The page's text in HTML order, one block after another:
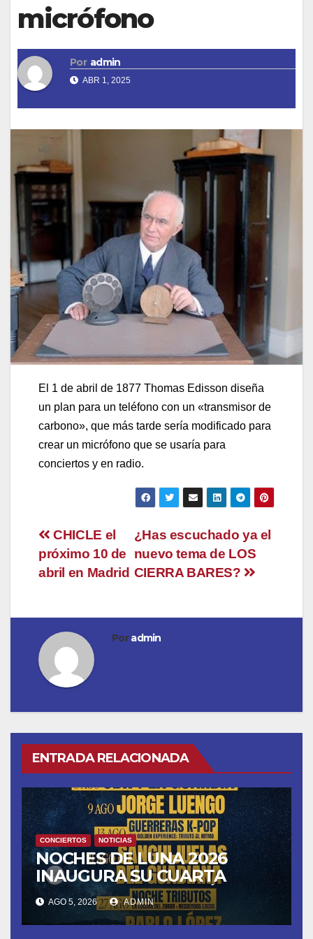
micrófono
Por admin
ABR 1, 2025
El 1 de abril de 1877 Thomas Edisson diseña
un plan para un teléfono con un «transmisor de
carbono», que más tarde sería modificado para
crear un micrófono que se usaría para
conciertos y en radio.
Navegación
de
¿Has escuchado ya el
nuevo tema de LOS
CIERRA BARES?
CHICLE el
próximo 10 de
abril en Madrid
Poradmin
ENTRADA RELACIONADA
CONCIERTOS NOTICIAS
NOCHES DE LUNA 2026
INAUGURA SU CUARTA
TEMPORADA ESTE SÁBADO
8 CON OBK Y LA GUARDIA
AGO 5, 2026 ADMIN